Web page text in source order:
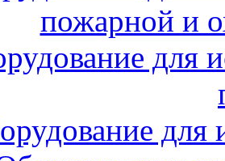
пожарной и
для
для